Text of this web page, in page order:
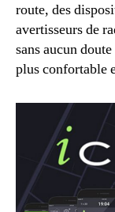
route, des
avertisseurs de
sans aucun
plus confortable